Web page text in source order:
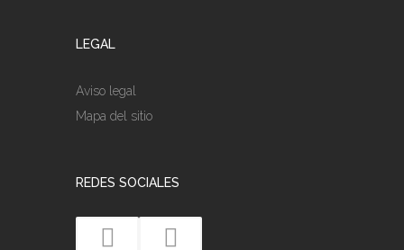
LEGAL
Aviso legal
Mapa del sitio
REDES SOCIALES